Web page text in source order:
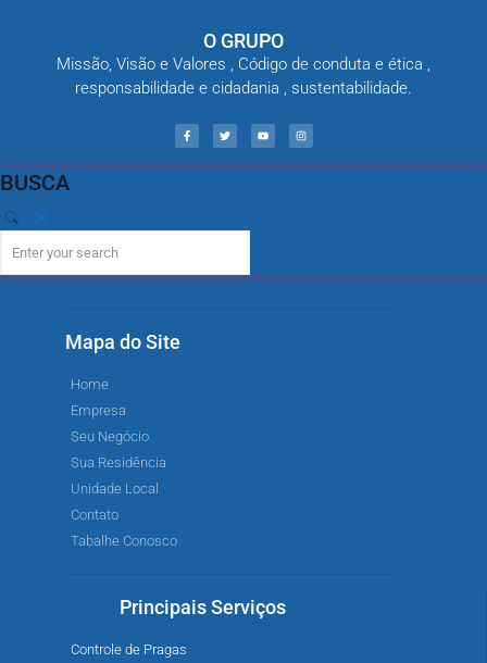
O GRUPO
Missão, Visão e Valores , Código de conduta e ética ,
responsabilidade e cidadania , sustentabilidade.
BUSCA
Mapa do Site
Home
Empresa
Seu Negócio
Sua Residência
Unidade Local
Contato
Tabalhe Conosco
Principais Serviços
Controle de Pragas